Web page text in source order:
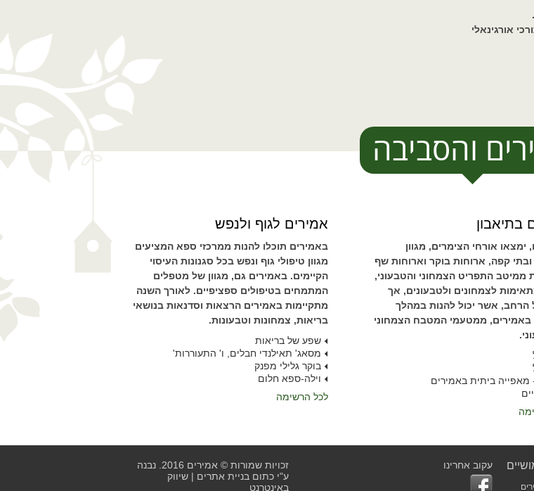
אורגינאלי
והסביבה
בתיאבון
ימצאו אורחי הצימרים, מגוון
קפה, ארוחות בוקר וארוחות שף
ממיטב התפריט הצמחוני והטבעוני,
לצמחונים ולטבעונים, אך
הרחב, אשר יכול להנות במהלך
ממטעמי המטבח הצמחוני
ביתית באמירים
אמירים לגוף ולנפש
באמירים תוכלו להנות ממרכזי ספא המציעים
מגוון טיפולי גוף ונפש בכל סגנונות העיסוי
הקיימים. באמירים גם, מגוון של מטפלים
המתמחים בטיפולים ספציפיים. לאורך השנה
מתקיימות באמירים הרצאות וסדנאות בנושאי
בריאות, צמחונות וטבעונות.
שפע של בריאות
מסאג' תאילנדי חבלים, ו' התעוררות'
בוקר גלילי מפנק
וילה-ספא חלום
לכל הרשימה
עקוב אחרינו
זכויות שמורות © אמירים 2016. נבנה
ע"י כתום בניית אתרים | שיווק
באינטרנט